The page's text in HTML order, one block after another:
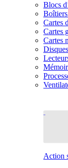
Blocs
Cartes
Cartes
Cartes
Action